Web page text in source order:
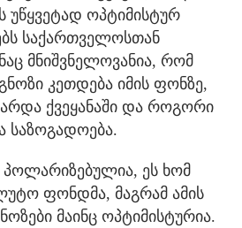
უწყვეტად ოპტიმისტურ
საქართველოსთან
მნიშვნელოვანია, რომ
კეთდება იმის ფონზე,
ქვეყანაში და როგორი
საზოგადოება.
ეს ხომ
ფონდმა, მაგრამ ამის
მაინც ოპტიმისტურია.